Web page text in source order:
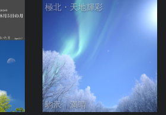
極北・天地輝彩
駒沢 満晴